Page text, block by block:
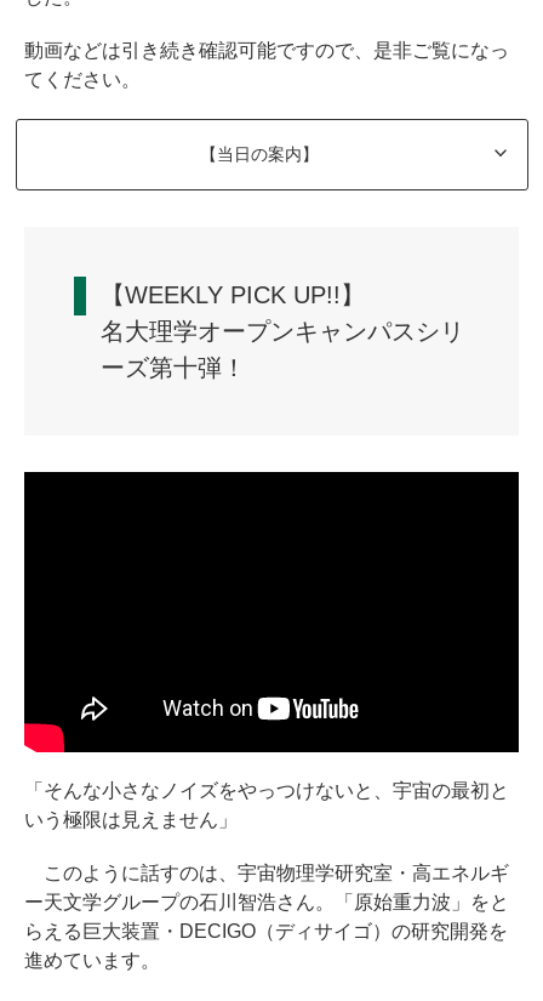
動画などは引き続き確認可能ですので、是非ご覧になっ
てください。
【当日の案内】
【WEEKLY PICK UP!!】
名大理学オープンキャンパスシリ
ーズ第十弾！
「そんな小さなノイズをやっつけないと、宇宙の最初と
いう極限は見えません」
このように話すのは、宇宙物理学研究室・高エネルギ
ー天文学グループの石川智浩さん。「原始重力波」をと
らえる巨大装置・DECIGO（ディサイゴ）の研究開発を
進めています。